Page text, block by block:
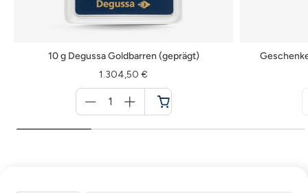
10 g Degussa Goldbarren (geprägt)
1.304,50 €
für
Warenkorb